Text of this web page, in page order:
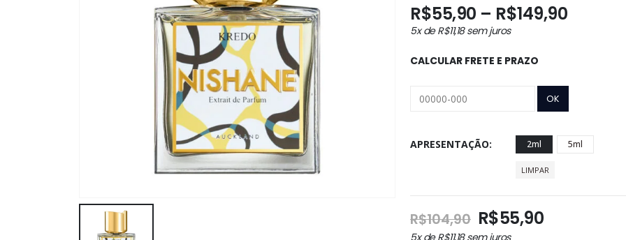
R$55,90 – R$149,90Faixa
através
5x deR$11,18sem juros
CALCULAR FRETE E PRAZO
APRESENTAÇÃO 2ml 5ml
LIMPAR
R$104,90 O
preço
R$55,90O